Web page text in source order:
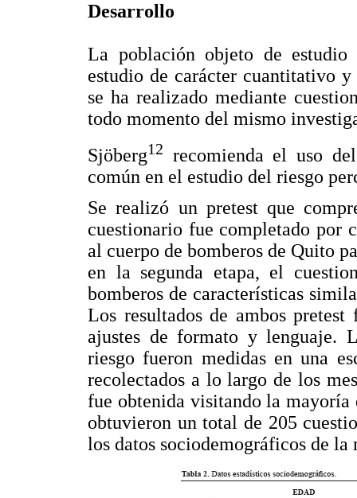
Desarrollo
La población objeto de
estudio de carácter cuantitativo
se ha realizado mediante
todo momento del mismo
Sjöberg12 recomienda el uso
común en el estudio del riesgo
Se realizó un pretest que
cuestionario fue completado por
al cuerpo de bomberos de Quito
en la segunda etapa, el
bomberos de características
Los resultados de ambos
ajustes de formato y lenguaje.
riesgo fueron medidas en una
recolectados a lo largo de los
fue obtenida visitando la mayoría
obtuvieron un total de 205
los datos sociodemográficos de la